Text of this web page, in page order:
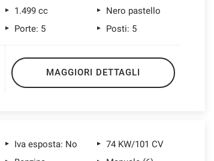
1.499 cc
Nero pastello
Porte: 5
Posti: 5
MAGGIORI DETTAGLI
Iva esposta: No
74 KW/101 CV